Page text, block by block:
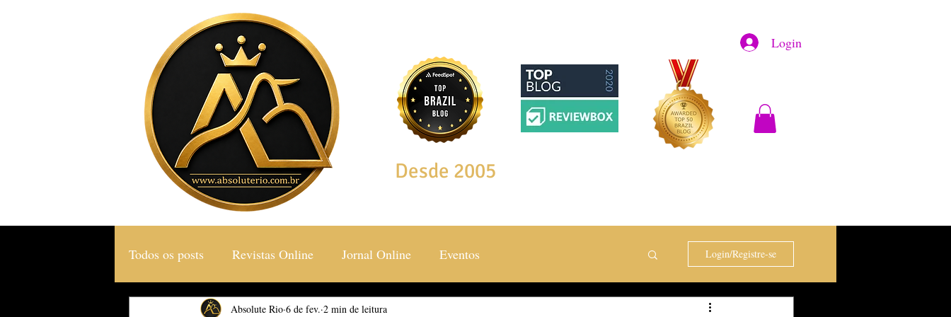
Login
Desde 2005
Todos os posts Revistas Online Jornal Online Eventos
Gastronomia & Turismo Social & Estilos
Login/Registre-se
Absolute Rio 6 de fev. 2 min de leitura